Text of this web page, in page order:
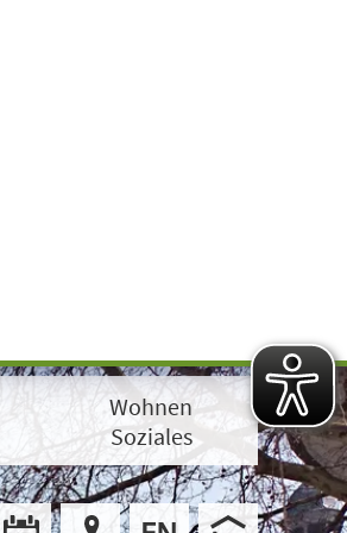
Wohnen
Soziales